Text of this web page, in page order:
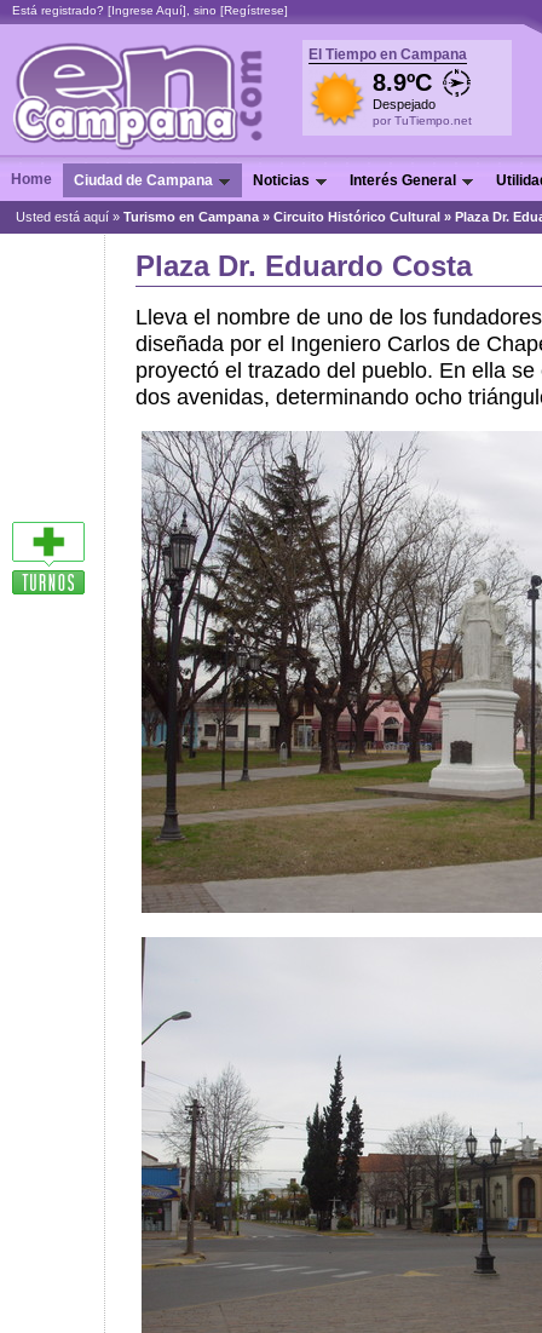
Está registrado? [Ingrese Aquí], sino [Regístrese]
El Tiempo en Campana
8.9ºC
Despejado
por TuTiempo.net
Home Ciudad de Campana Noticias Interés General
Usted está aquí » Turismo en Campana » Circuito Histórico Cultural » Plaza Dr.
Plaza Dr. Eduardo Costa
Lleva el nombre de uno de los
diseñada por el Ingeniero Carlos de
proyectó el trazado del pueblo. En ella
dos avenidas, determinando ocho